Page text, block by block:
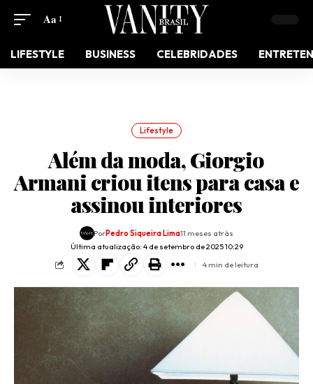
Aa
LIFESTYLE BUSINESS CELEBRIDADES
Lifestyle
Além da moda, Giorgio
Armani criou itens para casa e
assinou interiores
Última atualização: 4 de setembro de 2025 10:29
PorPedro Siqueira Lima11 meses atrás
4 min de leitura